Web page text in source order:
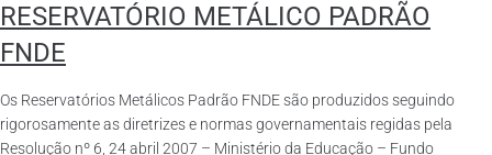
RESERVATÓRIO METÁLICO PADRÃO
FNDE
Os Reservatórios Metálicos Padrão FNDE são produzidos seguindo
rigorosamente as diretrizes e normas governamentais regidas pela
Resolução nº 6, 24 abril 2007 – Ministério da Educação – Fundo